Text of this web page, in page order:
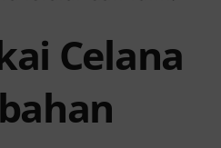
Celana